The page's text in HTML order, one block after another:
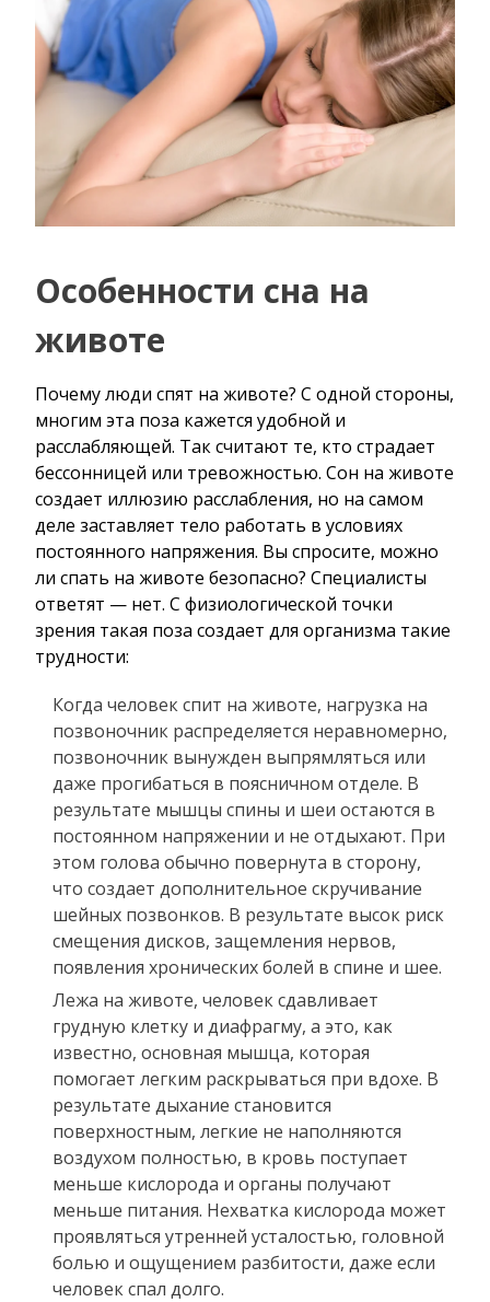
Особенности сна на
животе
Почему люди спят на животе? С одной стороны,
многим эта поза кажется удобной и
расслабляющей. Так считают те, кто страдает
бессонницей или тревожностью. Сон на животе
создает иллюзию расслабления, но на самом
деле заставляет тело работать в условиях
постоянного напряжения. Вы спросите, можно
ли спать на животе безопасно? Специалисты
ответят — нет. С физиологической точки
зрения такая поза создает для организма такие
трудности:
Когда человек спит на животе, нагрузка на
позвоночник распределяется неравномерно,
позвоночник вынужден выпрямляться или
даже прогибаться в поясничном отделе. В
результате мышцы спины и шеи остаются в
постоянном напряжении и не отдыхают. При
этом голова обычно повернута в сторону,
что создает дополнительное скручивание
шейных позвонков. В результате высок риск
смещения дисков, защемления нервов,
появления хронических болей в спине и шее.
Лежа на животе, человек сдавливает
грудную клетку и диафрагму, а это, как
известно, основная мышца, которая
помогает легким раскрываться при вдохе. В
результате дыхание становится
поверхностным, легкие не наполняются
воздухом полностью, в кровь поступает
меньше кислорода и органы получают
меньше питания. Нехватка кислорода может
проявляться утренней усталостью, головной
болью и ощущением разбитости, даже если
человек спал долго.